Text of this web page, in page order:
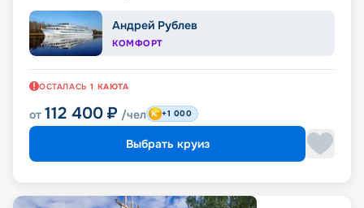
Андрей Рублев
КОМФОРТ
ОСТАЛАСЬ 1 КАЮТА
от 112 400 ₽ /чел +1 000
Выбрать круиз